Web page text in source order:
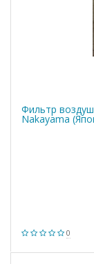
Фильтр
Nakayama
0